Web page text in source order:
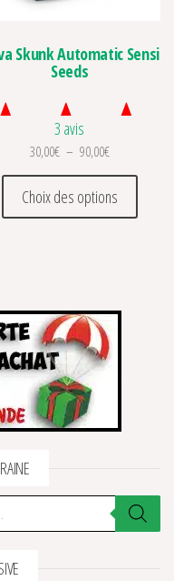
à 48,00€
plusieurs variations. Les
Skunk Automatic Sensi
Seeds
3 avis
30,00€ – 90,00€Plage de prix
Choix des options
Ce